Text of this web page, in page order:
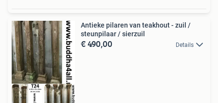
Antieke pilaren van teakhout - zuil /
steunpilaar / sierzuil
€ 490,00 Details